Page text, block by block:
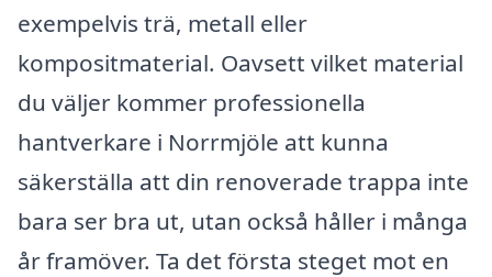
exempelvis trä, metall eller
kompositmaterial. Oavsett vilket material
du väljer kommer professionella
hantverkare i Norrmjöle att kunna
säkerställa att din renoverade trappa inte
bara ser bra ut, utan också håller i många
år framöver. Ta det första steget mot en